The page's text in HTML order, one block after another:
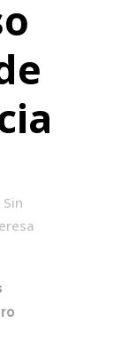
Sin